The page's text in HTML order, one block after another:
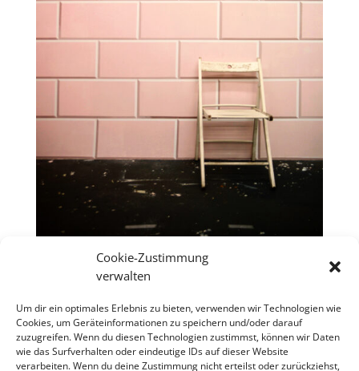
Cookie-Zustimmung
verwalten
Um dir ein optimales Erlebnis zu bieten, verwenden wir Technologien wie
Cookies, um Geräteinformationen zu speichern und/oder darauf
zuzugreifen. Wenn du diesen Technologien zustimmst, können wir Daten
wie das Surfverhalten oder eindeutige IDs auf dieser Website
verarbeiten. Wenn du deine Zustimmung nicht erteilst oder zurückziehst,
LENNART RIEDER und MANUEL KIRSCH
Opening: Wednesday, December 6, 2017, from 6 pm
The bar serves cold and hot drinks!
duration: December 7 – 10 // Thur – Sun / 2 – 7 pm